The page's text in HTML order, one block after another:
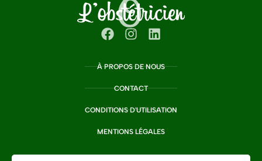
À PROPOS DE NOUS
CONTACT
CONDITIONS D'UTILISATION
MENTIONS LÉGALES